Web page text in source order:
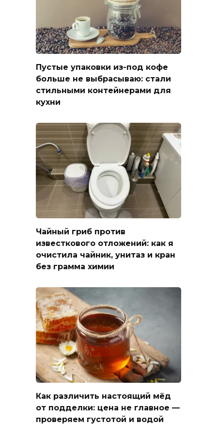
Пустые упаковки из-под кофе
больше не выбрасываю: стали
стильными контейнерами для
кухни
Чайный гриб против
известкового отложений: как я
очистила чайник, унитаз и кран
без грамма химии
Как различить настоящий мёд
от подделки: цена не главное —
проверяем густотой и водой